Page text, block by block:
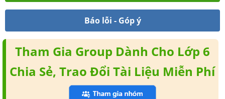
Báo lỗi - Góp ý
Tham Gia Group Dành Cho Lớp 6
Chia Sẻ, Trao Đổi Tài Liệu Miễn Phí